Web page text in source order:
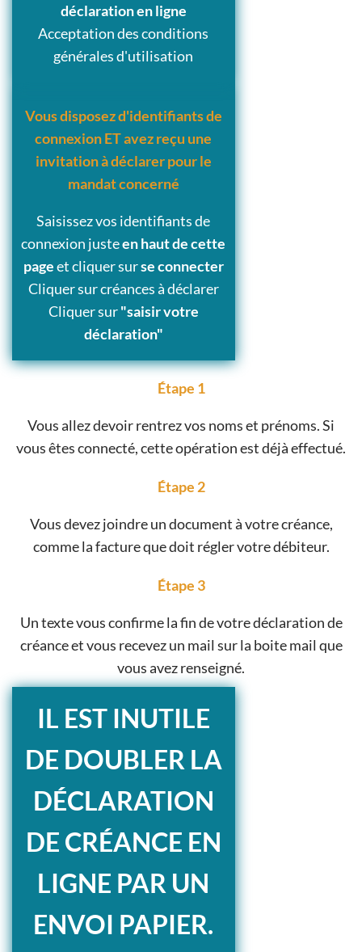
Vous disposez d'identifiants de
connexion ET avez reçu une
invitation à déclarer pour le
mandat concerné
Saisissez vos identifiants de
connexion justeen haut de cette
pageet cliquer surse connecter
Cliquer sur créances à déclarer
Cliquer sur"saisir votre
déclaration"
déclaration en ligne
Acceptation des conditions
générales d'utilisation
Étape 1
Vous allez devoir rentrez vos noms et prénoms. Si
vous êtes connecté, cette opération est déjà effectué.
Étape 2
Vous devez joindre un document à votre créance,
comme la facture que doit régler votre débiteur.
Étape 3
Un texte vous confirme la fin de votre déclaration de
créance et vous recevez un mail sur la boite mail que
vous avez renseigné.
IL EST INUTILE
DE DOUBLER LA
DÉCLARATION
DE CRÉANCE EN
LIGNE PAR UN
ENVOI PAPIER.